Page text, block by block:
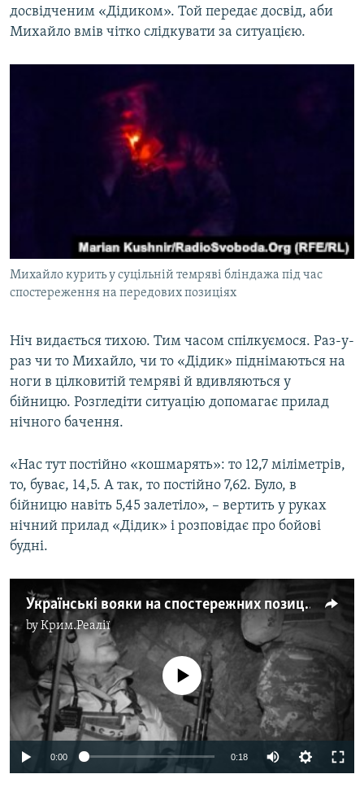
досвідченим «Дідиком». Той передає досвід, аби
Михайло вмів чітко слідкувати за ситуацією.
Михайло курить у суцільній темряві бліндажа під час
спостереження на передових позиціях
Ніч видається тихою. Тим часом спілкуємося. Раз-у-
раз чи то Михайло, чи то «Дідик» піднімаються на
ноги в цілковитій темряві й вдивляються у
бійницю. Розгледіти ситуацію допомагає прилад
нічного бачення.
«Нас тут постійно «кошмарять»: то 12,7 міліметрів,
то, буває, 14,5. А так, то постійно 7,62. Було, в
бійницю навіть 5,45 залетіло», – вертить у руках
нічний прилад «Дідик» і розповідає про бойові
будні.
Українські вояки на спостережних позиціях у бліндажі під Попасною
byКрим.Реалії
No media source currently available
0:00 0:18